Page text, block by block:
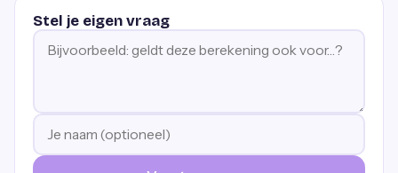
Stel je eigen vraag